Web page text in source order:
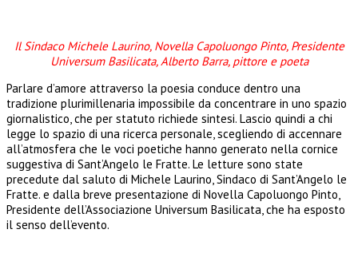
Il Sindaco Michele Laurino, Novella Capoluongo Pinto, Presidente
Universum Basilicata,Alberto Barra, pittore e poeta
Parlare d’amore attraverso la poesia conduce dentro una
tradizione plurimillenaria impossibile da concentrare in uno spazio
giornalistico, che per statuto richiede sintesi. Lascio quindi a chi
legge lo spazio di una ricerca personale, scegliendo di accennare
all’atmosfera che le voci poetiche hanno generato nella cornice
suggestiva di Sant’Angelo le Fratte. Le letture sono state
precedute dal saluto di Michele Laurino, Sindaco di Sant’Angelo le
Fratte. e dalla breve presentazione di Novella Capoluongo Pinto,
Presidente dell’Associazione Universum Basilicata, che ha esposto
il senso dell’evento.